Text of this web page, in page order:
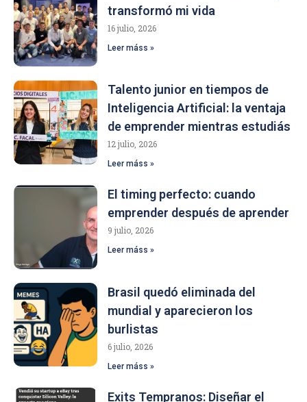
transformó mi vida
16 julio, 2026
Leer máss »
Talento junior en tiempos de
Inteligencia Artificial: la ventaja
de emprender mientras estudiás
12 julio, 2026
Leer máss »
El timing perfecto: cuando
emprender después de aprender
9 julio, 2026
Leer máss »
Brasil quedó eliminada del
mundial y aparecieron los
burlistas
6 julio, 2026
Leer máss »
Exits Tempranos: Diseñar el